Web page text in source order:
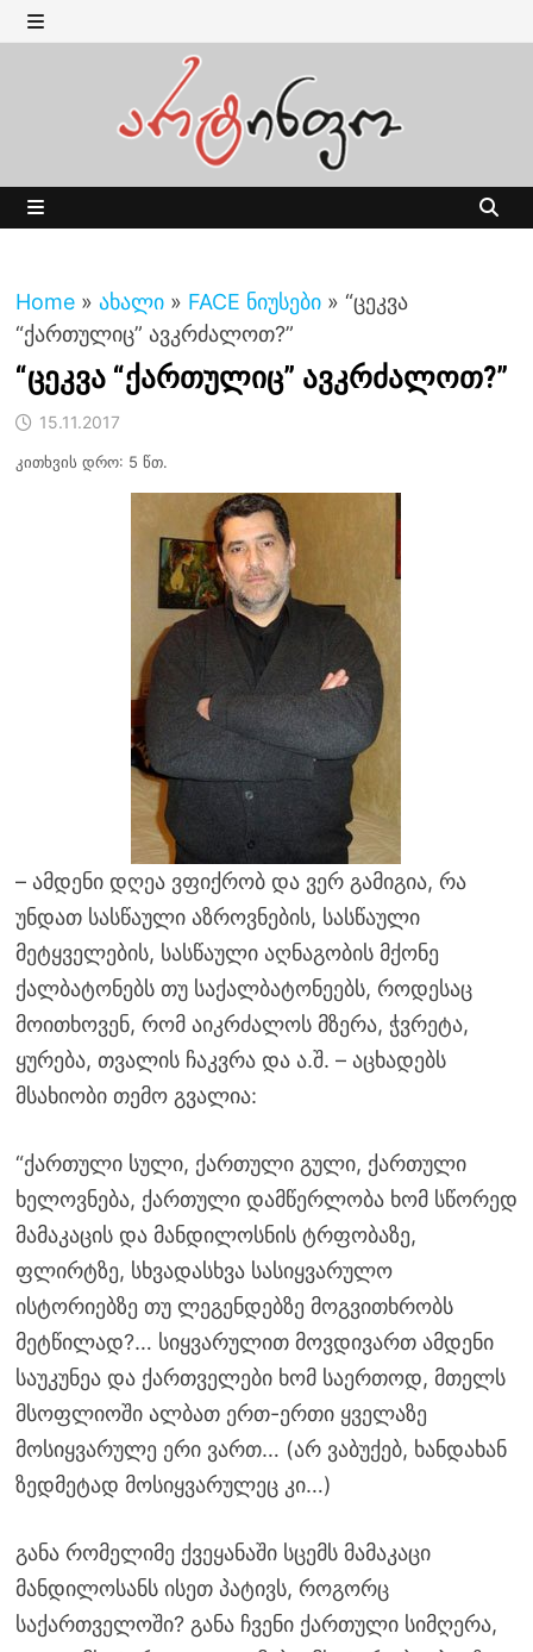
Skip
to MENU
Home » ახალი » FACE ნიუსები » “ცეკვა
“ქართულიც” ავკრძალოთ?”
“ცეკვა “ქართულიც” ავკრძალოთ?”
15.11.2017
კითხვის დრო: 5 წთ.
– ამდენი დღეა ვფიქრობ და ვერ გამიგია, რა
უნდათ სასწაული აზროვნების, სასწაული
მეტყველების, სასწაული აღნაგობის მქონე
ქალბატონებს თუ საქალბატონეებს, როდესაც
მოითხოვენ, რომ აიკრძალოს მზერა, ჭვრეტა,
ყურება, თვალის ჩაკვრა და ა.შ. – აცხადებს
მსახიობი თემო გვალია:
“ქართული სული, ქართული გული, ქართული
ხელოვნება, ქართული დამწერლობა ხომ სწორედ
მამაკაცის და მანდილოსნის ტრფობაზე,
ფლირტზე, სხვადასხვა სასიყვარულო
ისტორიებზე თუ ლეგენდებზე მოგვითხრობს
მეტწილად?… სიყვარულით მოვდივართ ამდენი
საუკუნეა და ქართველები ხომ საერთოდ, მთელს
მსოფლიოში ალბათ ერთ-ერთი ყველაზე
მოსიყვარულე ერი ვართ… (არ ვაბუქებ, ხანდახან
ზედმეტად მოსიყვარულეც კი…)
განა რომელიმე ქვეყანაში სცემს მამაკაცი
მანდილოსანს ისეთ პატივს, როგორც
საქართველოში? განა ჩვენი ქართული სიმღერა,